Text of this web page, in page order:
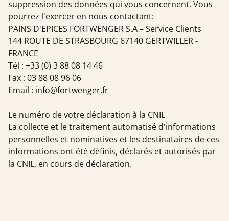
suppression des données qui vous concernent. Vous
pourrez l'exercer en nous contactant:
PAINS D'EPICES FORTWENGER S.A – Service Clients
144 ROUTE DE STRASBOURG 67140 GERTWILLER -
FRANCE
Tél : +33 (0) 3 88 08 14 46
Fax : 03 88 08 96 06
Email : info@fortwenger.fr
Le numéro de votre déclaration à la CNIL
La collecte et le traitement automatisé d'informations
personnelles et nominatives et les destinataires de ces
informations ont été définis, déclarés et autorisés par
la CNIL, en cours de déclaration.